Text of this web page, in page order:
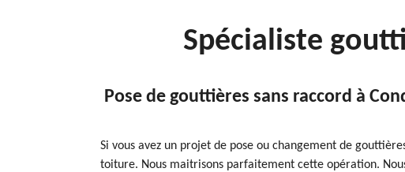
Spécialiste
Pose de gouttières sans raccord à
Si vous avez un projet de pose ou changement de
toiture. Nous maitrisons parfaitement cette opération.